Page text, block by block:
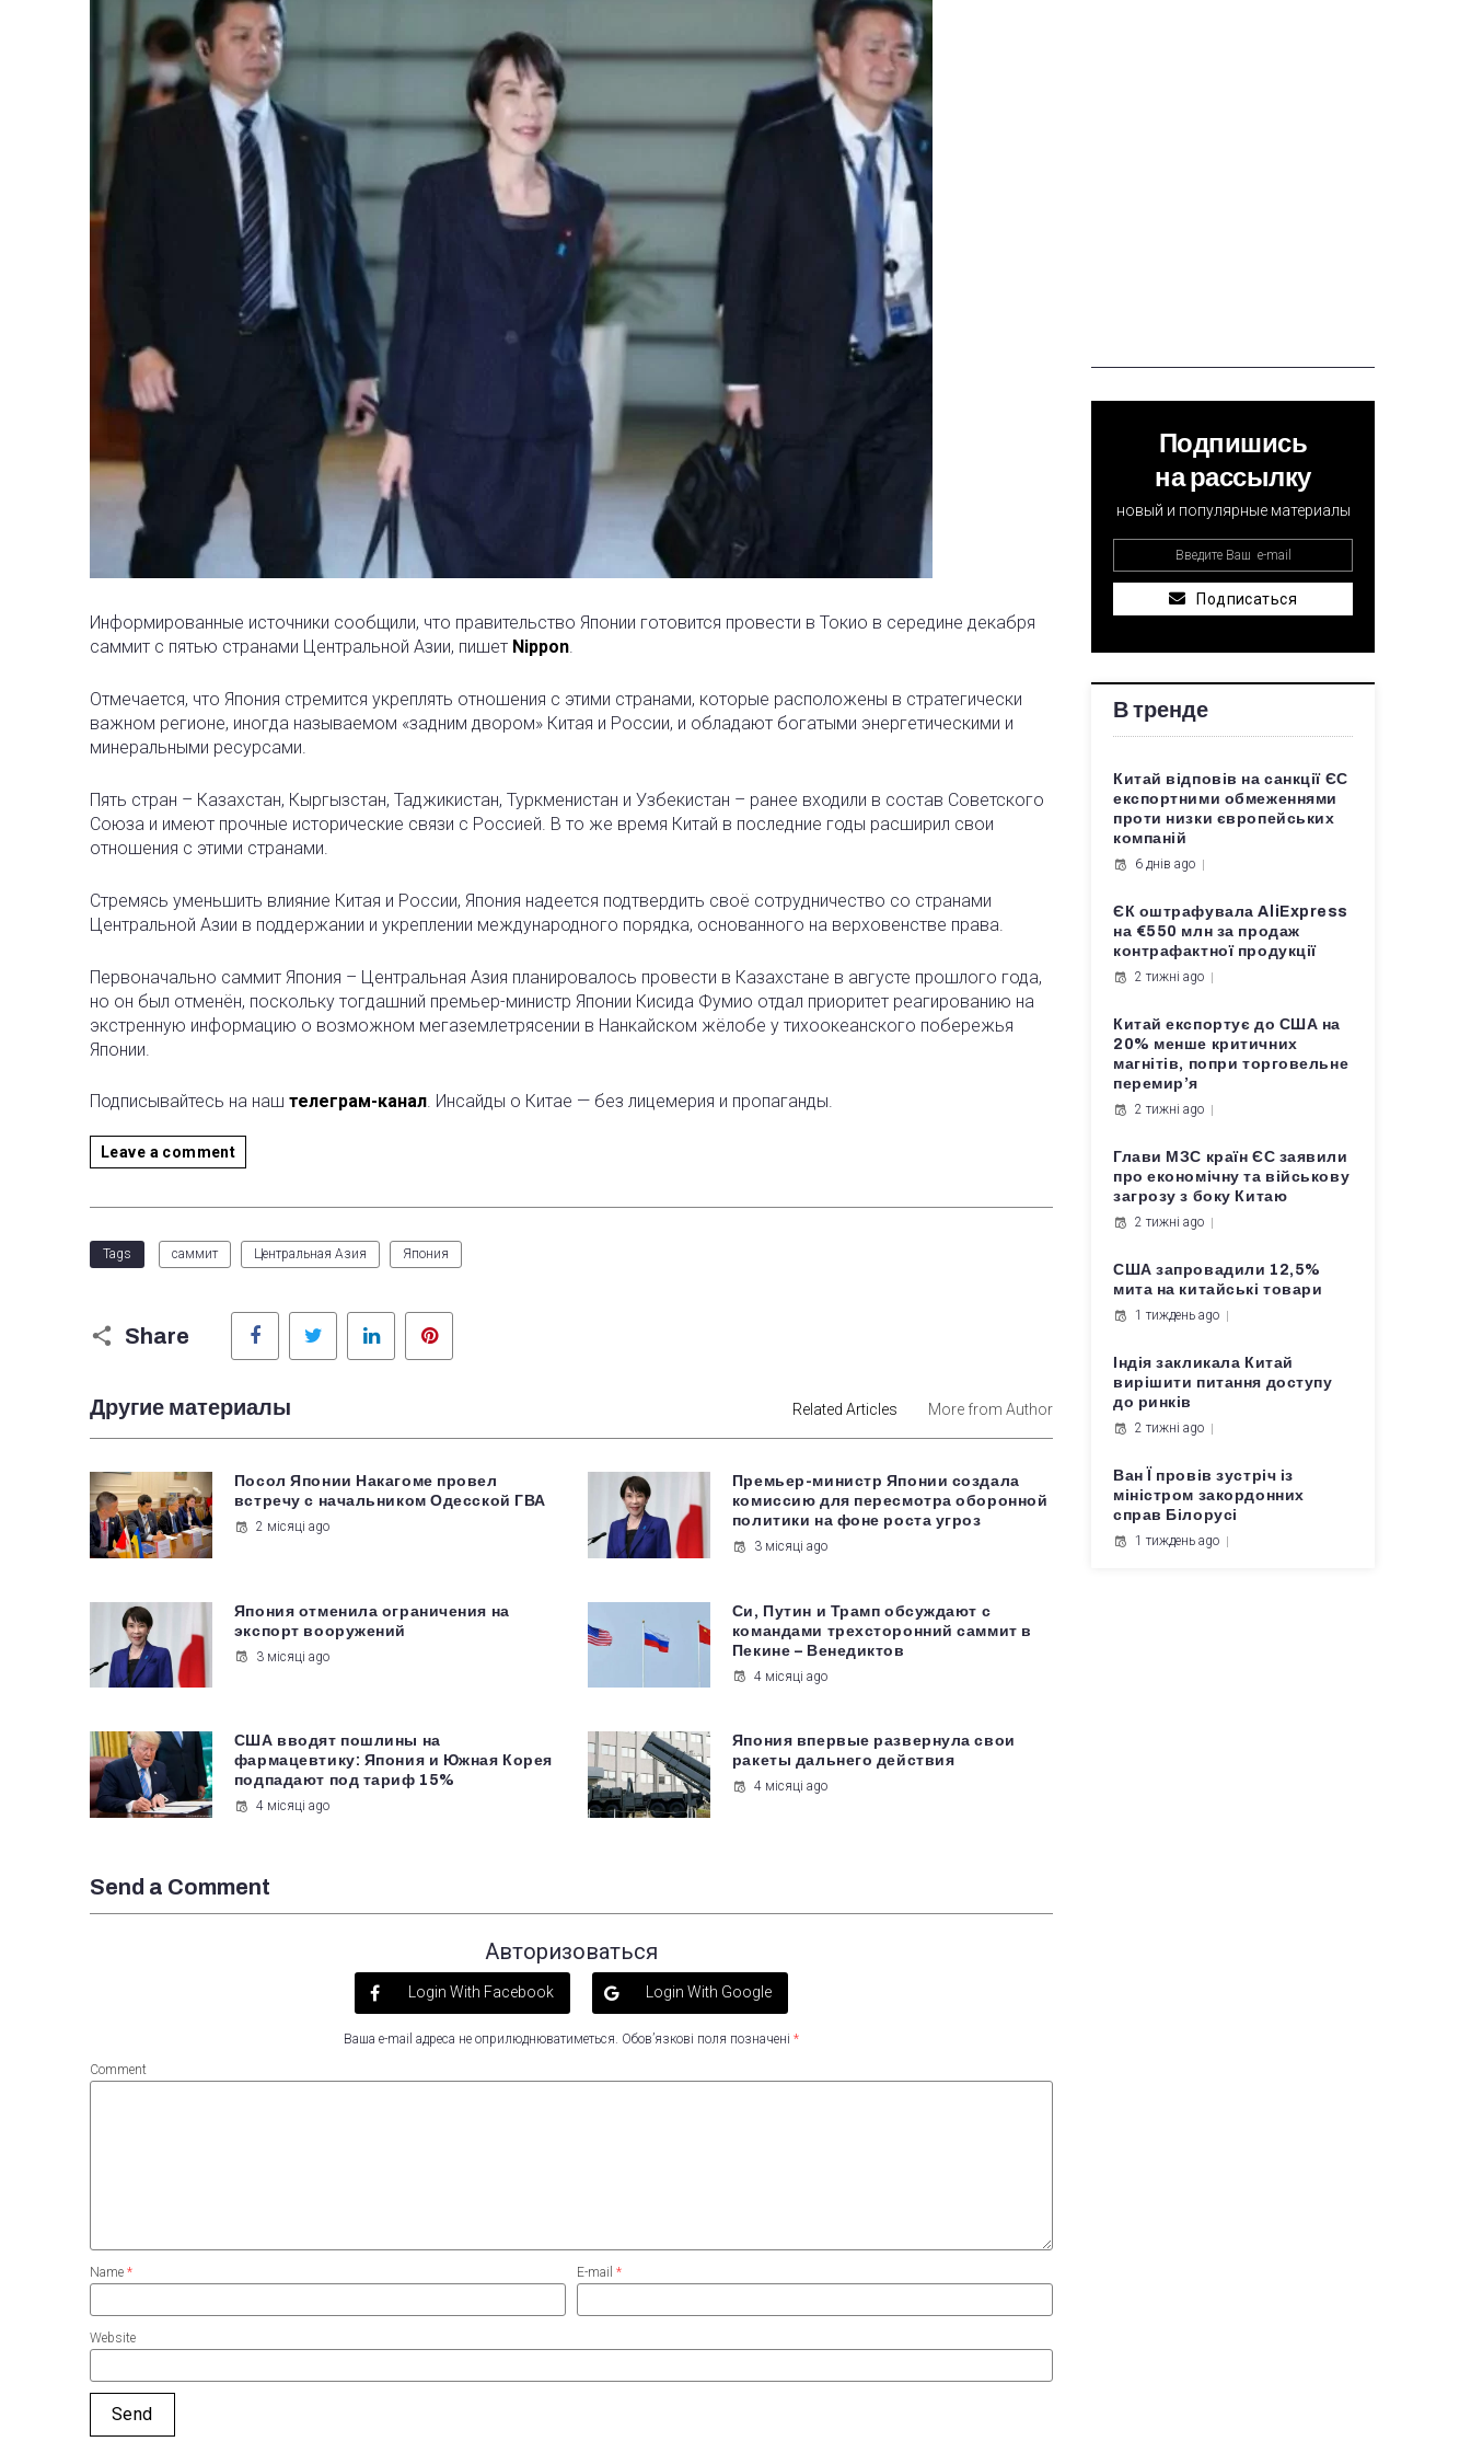
Информированные источники сообщили, что правительство Японии готовится провести в Токио в середине декабря
саммит с пятью странами Центральной Азии, пишет Nippon.
Отмечается, что Япония стремится укреплять отношения с этими странами, которые расположены в стратегически
важном регионе, иногда называемом «задним двором» Китая и России, и обладают богатыми энергетическими и
минеральными ресурсами.
Пять стран – Казахстан, Кыргызстан, Таджикистан, Туркменистан и Узбекистан – ранее входили в состав Советского
Союза и имеют прочные исторические связи с Россией. В то же время Китай в последние годы расширил свои
отношения с этими странами.
Стремясь уменьшить влияние Китая и России, Япония надеется подтвердить своё сотрудничество со странами
Центральной Азии в поддержании и укреплении международного порядка, основанного на верховенстве права.
Первоначально саммит Япония – Центральная Азия планировалось провести в Казахстане в августе прошлого года,
но он был отменён, поскольку тогдашний премьер-министр Японии Кисида Фумио отдал приоритет реагированию на
экстренную информацию о возможном мегаземлетрясении в Нанкайском жёлобе у тихоокеанского побережья
Японии.
Подписывайтесь на наш телеграм-канал. Инсайды о Китае — без лицемерия и пропаганды.
Leave a comment
Tags саммит Центральная Азия Япония
Share
Facebook Twitter LinkedIn
Другие материалы Related Articles More from Author
Посол Японии Накагоме провел
встречу с начальником Одесской ГВА
2 місяці ago
Премьер-министр Японии создала
комиссию для пересмотра оборонной
политики на фоне роста угроз
3 місяці ago
Япония отменила ограничения на
экспорт вооружений
3 місяці ago
Си, Путин и Трамп обсуждают с
командами трехсторонний саммит в
Пекине – Венедиктов
4 місяці ago
США вводят пошлины на
фармацевтику: Япония и Южная Корея
подпадают под тариф 15%
4 місяці ago
Япония впервые развернула свои
ракеты дальнего действия
4 місяці ago
Send a Comment
Авторизоваться
Login With Facebook Login With Google
Ваша e-mail адреса не оприлюднюватиметься. Обов’язкові поля позначені *
Comment
Name * E-mail *
Website
Подпишись
на рассылку
новый и популярные материалы
Подписаться
В тренде
Китай відповів на санкції ЄС
експортними обмеженнями
проти низки європейських
компаній
6 днів ago
ЄК оштрафувала AliExpress
на €550 млн за продаж
контрафактної продукції
2 тижні ago
Китай експортує до США на
20% менше критичних
магнітів, попри торговельне
перемир’я
2 тижні ago
Глави МЗС країн ЄС заявили
про економічну та військову
загрозу з боку Китаю
2 тижні ago
США запровадили 12,5%
мита на китайські товари
1 тиждень ago
Індія закликала Китай
вирішити питання доступу
до ринків
2 тижні ago
Ван Ї провів зустріч із
міністром закордонних
справ Білорусі
1 тиждень ago